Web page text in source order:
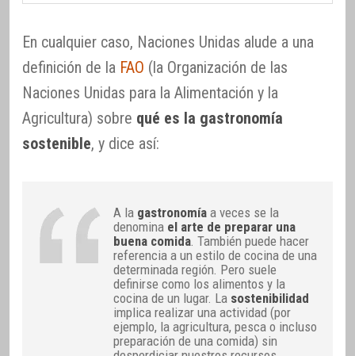
En cualquier caso, Naciones Unidas alude a una
definición de la FAO (la Organización de las
Naciones Unidas para la Alimentación y la
Agricultura) sobre qué es la gastronomía
sostenible, y dice así:
A la gastronomía a veces se la
denomina el arte de preparar una
buena comida. También puede hacer
referencia a un estilo de cocina de una
determinada región. Pero suele
definirse como los alimentos y la
cocina de un lugar. La sostenibilidad
implica realizar una actividad (por
ejemplo, la agricultura, pesca o incluso
preparación de una comida) sin